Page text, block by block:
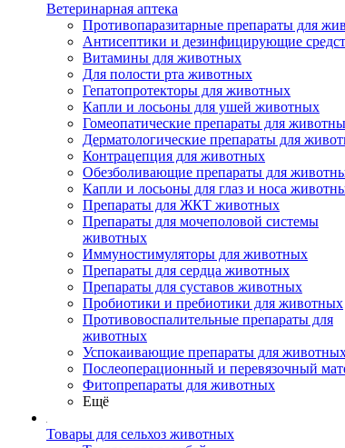
Ветеринарная аптека
Противопаразитарные препараты для
Антисептики и дезинфицирующие
Витамины для животных
Для полости рта животных
Гепатопротекторы для животных
Капли и лосьоны для ушей животных
Гомеопатические препараты для
Дерматологические препараты для
Контрацепция для животных
Обезболивающие препараты для
Капли и лосьоны для глаз и носа
Препараты для ЖКТ животных
Препараты для мочеполовой системы
животных
Иммуностимуляторы для животных
Препараты для сердца животных
Препараты для суставов животных
Пробиотики и пребиотики для животных
Противовоспалительные препараты для
животных
Успокаивающие препараты для
Послеоперационный и перевязочный
Фитопрепараты для животных
Ещё
Товары для сельхоз животных